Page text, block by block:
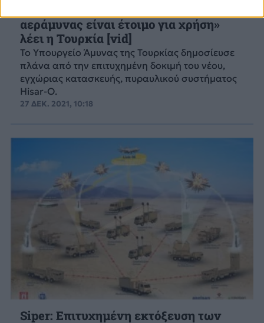
αεράμυνας είναι έτοιμο για χρήση»
λέει η Τουρκία [vid]
Το Υπουργείο Άμυνας της Τουρκίας δημοσίευσε
πλάνα από την επιτυχημένη δοκιμή του νέου,
εγχώριας κατασκευής, πυραυλικού συστήματος
Hisar-O.
27 ΔΕΚ. 2021, 10:18
Siper: Επιτυχημένη εκτόξευση των